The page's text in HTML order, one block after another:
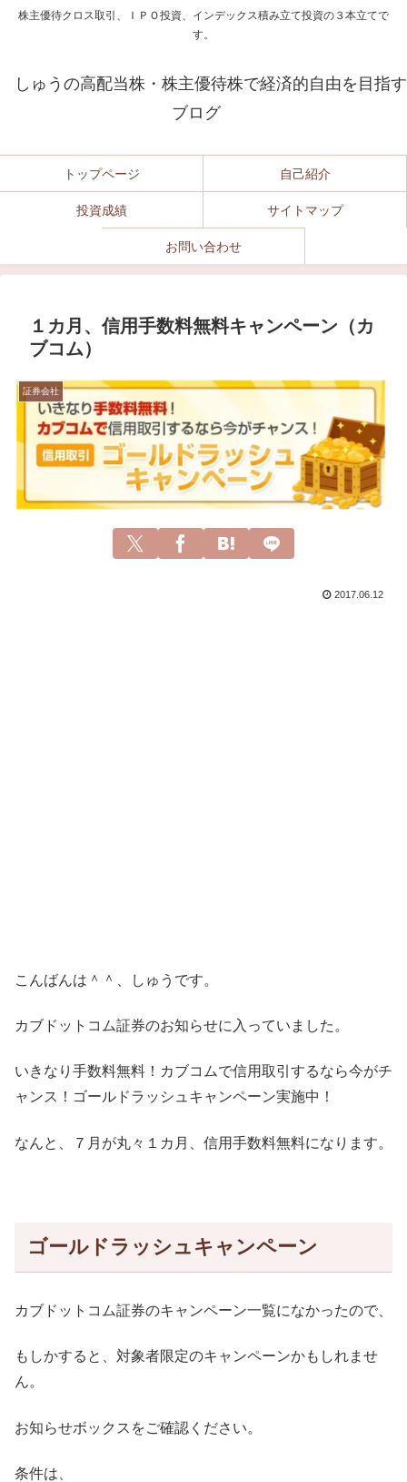
株主優待クロス取引、ＩＰＯ投資、インデックス積み立て投資の３本立てで
す。
しゅうの高配当株・株主優待株で経済的自由を目指す
ブログ
トップページ 自己紹介
投資成績 サイトマップ
お問い合わせ
１カ月、信用手数料無料キャンペーン（カ
ブコム）
証券会社
2017.06.12
こんばんは＾＾、しゅうです。
カブドットコム証券のお知らせに入っていました。
いきなり手数料無料！カブコムで信用取引するなら今がチ
ャンス！ゴールドラッシュキャンペーン実施中！
なんと、７月が丸々１カ月、信用手数料無料になります。
ゴールドラッシュキャンペーン
カブドットコム証券のキャンペーン一覧になかったので、
もしかすると、対象者限定のキャンペーンかもしれませ
ん。
お知らせボックスをご確認ください。
条件は、